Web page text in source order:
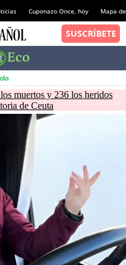
Cuponazo Once, hoy Mapa
muertos y 236 los heridos
de Ceuta